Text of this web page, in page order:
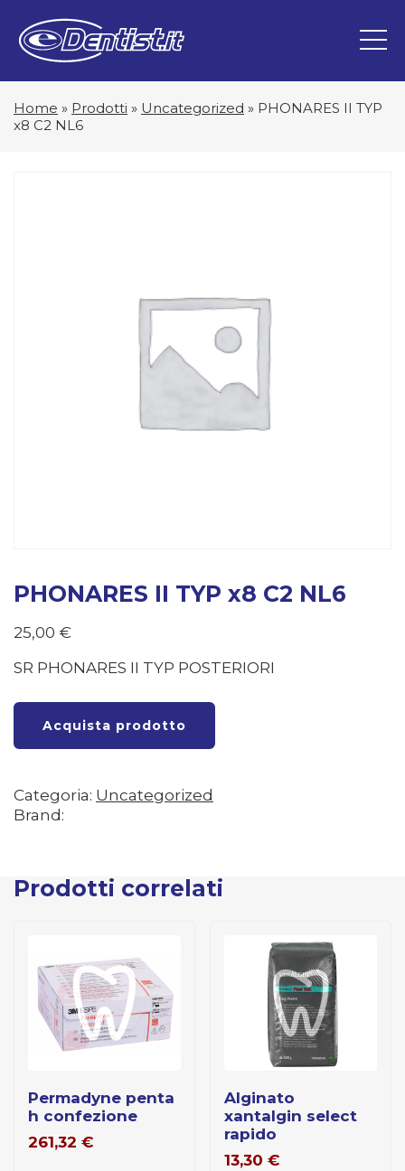
Home » Prodotti » Uncategorized » PHONARES II TYP
x8 C2 NL6
PHONARES II TYP x8 C2 NL6
25,00 €
SR PHONARES II TYP POSTERIORI
Acquista prodotto
Categoria: Uncategorized
Brand:
Prodotti correlati
permadyne penta
h confezione
261,32 €
alginato
xantalgin select
rapido
13,30 €